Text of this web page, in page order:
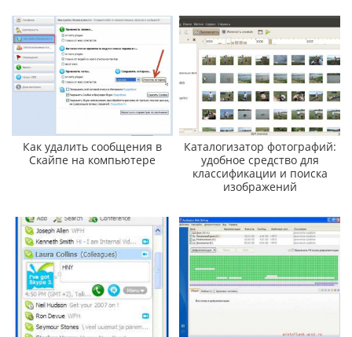
Как удалить сообщения в
Скайпе на компьютере
Каталогизатор фотографий:
удобное средство для
классификации и поиска
изображений